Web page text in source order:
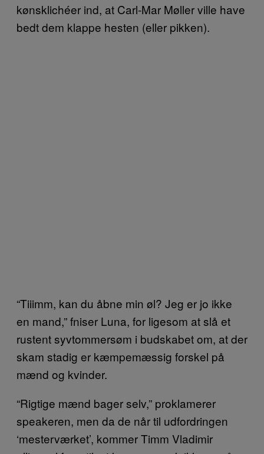
kønsklichéer ind, at Carl-Mar Møller ville have
bedt dem klappe hesten (eller pikken).
“Tiiimm, kan du åbne min øl? Jeg er jo ikke
en mand,” fniser Luna, for ligesom at slå et
rustent syvtommersøm i budskabet om, at der
skam stadig er kæmpemæssig forskel på
mænd og kvinder.
“Rigtige mænd bager selv,” proklamerer
speakeren, men da de når til udfordringen
‘mesterværket’, kommer Timm Vladimir